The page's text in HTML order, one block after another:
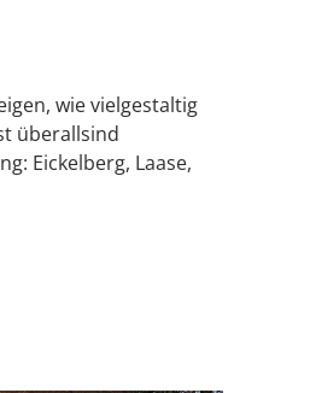
wie vielgestaltig
überallsind
Eickelberg, Laase,